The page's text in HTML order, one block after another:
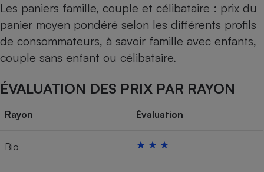
Les paniers famille, couple et célibataire : prix du
panier moyen pondéré selon les différents profils
de consommateurs, à savoir famille avec enfants,
couple sans enfant ou célibataire.
ÉVALUATION DES PRIX PAR RAYON
Rayon Évaluation
Bio